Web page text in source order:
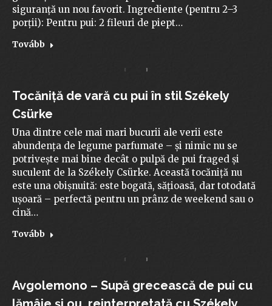
siguranță un nou favorit. Ingrediente (pentru 2–3
porții): Pentru pui: 2 fileuri de piept…
Tovább
Tocăniță de vară cu pui în stil Székely
Csürke
Una dintre cele mai mari bucurii ale verii este
abundența de legume parfumate – și nimic nu se
potrivește mai bine decât o pulpă de pui fraged și
suculent de la Székely Csürke. Această tocăniță nu
este una obișnuită: este bogată, sățioasă, dar totodată
ușoară – perfectă pentru un prânz de weekend sau o
cină…
Tovább
Avgolemono – Supă grecească de pui cu